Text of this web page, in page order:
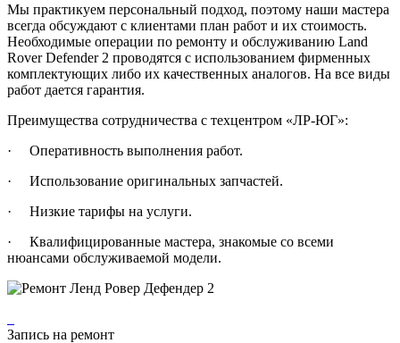
Мы практикуем персональный подход, поэтому наши мастера
всегда обсуждают с клиентами план работ и их стоимость.
Необходимые операции по ремонту и обслуживанию Land
Rover Defender 2 проводятся с использованием фирменных
комплектующих либо их качественных аналогов. На все виды
работ дается гарантия.
Преимущества сотрудничества с техцентром «ЛР-ЮГ»:
· Оперативность выполнения работ.
· Использование оригинальных запчастей.
· Низкие тарифы на услуги.
· Квалифицированные мастера, знакомые со всеми
нюансами обслуживаемой модели.
Запись на ремонт